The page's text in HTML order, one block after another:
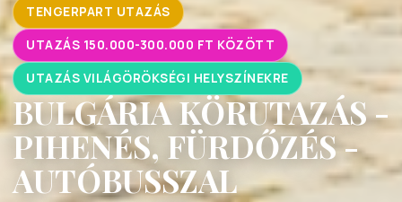
TENGERPART UTAZÁS
UTAZÁS 150.000-300.000 FT KÖZÖTT
UTAZÁS VILÁGÖRÖKSÉGI HELYSZÍNEKRE
BULGÁRIA KÖRUTAZÁS -
PIHENÉS, FÜRDŐZÉS -
AUTÓBUSSZAL